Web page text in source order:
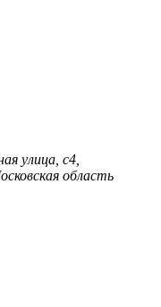
улица, с4,
область